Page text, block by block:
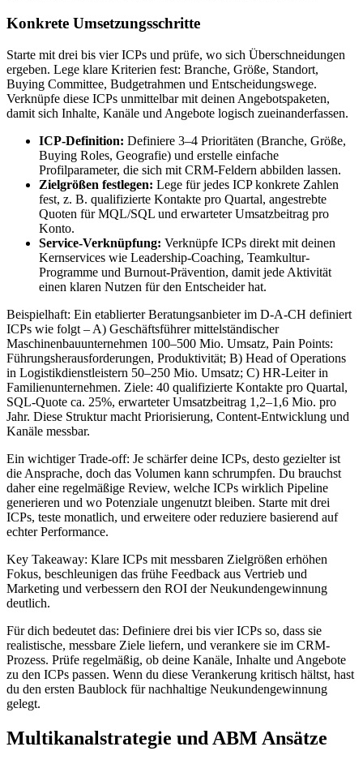
Konkrete Umsetzungsschritte
Starte mit drei bis vier ICPs und prüfe, wo sich Überschneidungen
ergeben. Lege klare Kriterien fest: Branche, Größe, Standort,
Buying Committee, Budgetrahmen und Entscheidungswege.
Verknüpfe diese ICPs unmittelbar mit deinen Angebotspaketen,
damit sich Inhalte, Kanäle und Angebote logisch zueinanderfassen.
ICP-Definition: Definiere 3–4 Prioritäten (Branche, Größe,
Buying Roles, Geografie) und erstelle einfache
Profilparameter, die sich mit CRM-Feldern abbilden lassen.
Zielgrößen festlegen: Lege für jedes ICP konkrete Zahlen
fest, z. B. qualifizierte Kontakte pro Quartal, angestrebte
Quoten für MQL/SQL und erwarteter Umsatzbeitrag pro
Konto.
Service-Verknüpfung: Verknüpfe ICPs direkt mit deinen
Kernservices wie Leadership-Coaching, Teamkultur-
Programme und Burnout-Prävention, damit jede Aktivität
einen klaren Nutzen für den Entscheider hat.
Beispielhaft: Ein etablierter Beratungsanbieter im D-A-CH definiert
ICPs wie folgt – A) Geschäftsführer mittelständischer
Maschinenbauunternehmen 100–500 Mio. Umsatz, Pain Points:
Führungsherausforderungen, Produktivität; B) Head of Operations
in Logistikdienstleistern 50–250 Mio. Umsatz; C) HR-Leiter in
Familienunternehmen. Ziele: 40 qualifizierte Kontakte pro Quartal,
SQL-Quote ca. 25%, erwarteter Umsatzbeitrag 1,2–1,6 Mio. pro
Jahr. Diese Struktur macht Priorisierung, Content-Entwicklung und
Kanäle messbar.
Ein wichtiger Trade-off: Je schärfer deine ICPs, desto gezielter ist
die Ansprache, doch das Volumen kann schrumpfen. Du brauchst
daher eine regelmäßige Review, welche ICPs wirklich Pipeline
generieren und wo Potenziale ungenutzt bleiben. Starte mit drei
ICPs, teste monatlich, und erweitere oder reduziere basierend auf
echter Performance.
Key Takeaway: Klare ICPs mit messbaren Zielgrößen erhöhen
Fokus, beschleunigen das frühe Feedback aus Vertrieb und
Marketing und verbessern den ROI der Neukundengewinnung
deutlich.
Für dich bedeutet das: Definiere drei bis vier ICPs so, dass sie
realistische, messbare Ziele liefern, und verankere sie im CRM-
Prozess. Prüfe regelmäßig, ob deine Kanäle, Inhalte und Angebote
zu den ICPs passen. Wenn du diese Verankerung kritisch hältst, hast
du den ersten Baublock für nachhaltige Neukundengewinnung
gelegt.
Multikanalstrategie und ABM Ansätze